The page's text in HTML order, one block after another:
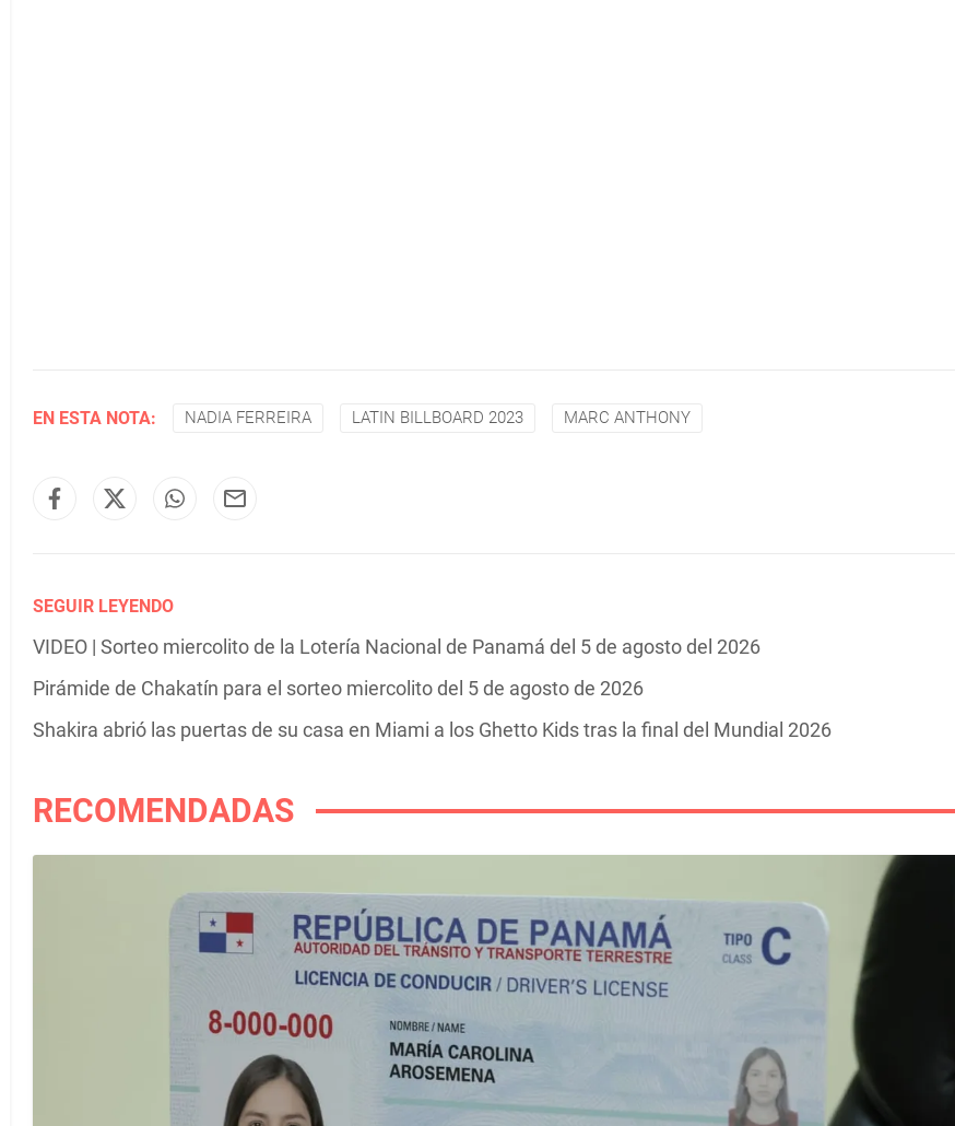
EN ESTA NOTA: NADIA FERREIRA LATIN BILLBOARD 2023 MARC ANTHONY
SEGUIR LEYENDO
VIDEO | Sorteo miercolito de la Lotería Nacional de Panamá del 5 de agosto del 2026
Pirámide de Chakatín para el sorteo miercolito del 5 de agosto de 2026
Shakira abrió las puertas de su casa en Miami a los Ghetto Kids tras la final del Mundial 2026
RECOMENDADAS